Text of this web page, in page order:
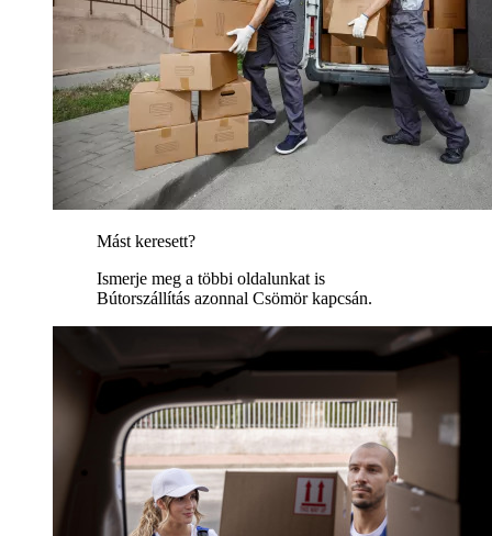
Mást keresett?
Ismerje meg a többi oldalunkat is
Bútorszállítás azonnal Csömör kapcsán.